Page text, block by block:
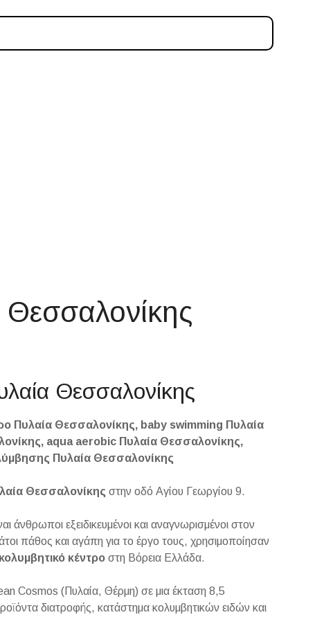
Θεσσαλονίκης
Πυλαία Θεσσαλονίκης, baby swimming Πυλαία
aqua aerobic Πυλαία Θεσσαλονίκης,
Πυλαία Θεσσαλονίκης
Θεσσαλονίκης στην οδό Αγίου Γεωργίου 9.
άνθρωποι εξειδικευμένοι και αναγνωρισμένοι στον
πάθος και αγάπη για το έργο τους, χρησιμοποίησαν
κολυμβητικό κέντρο στη Βόρεια Ελλάδα.
Cosmos (Πυλαία, Θέρμη) σε μια έκταση 8,5
διατροφής, κατάστημα κολυμβητικών ειδών και